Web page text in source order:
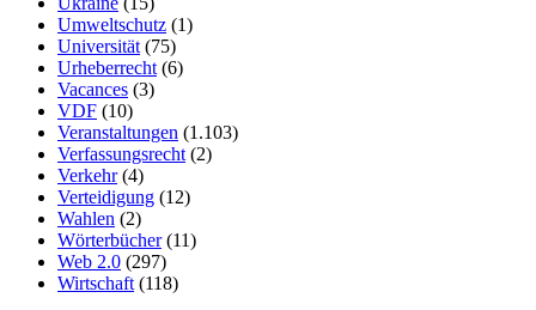
Umweltschutz (1)
Universität (75)
Urheberrecht (6)
Vacances (3)
VDF (10)
Veranstaltungen (1.103)
Verfassungsrecht (2)
Verkehr(4)
Verteidigung (12)
Wahlen (2)
Wörterbücher(11)
Web 2.0 (297)
Wirtschaft (118)